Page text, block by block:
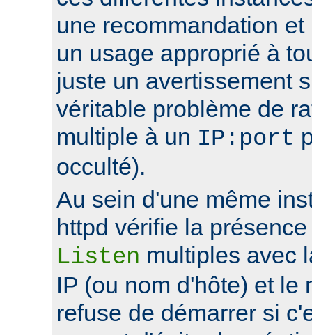
une recommandation
un usage approprié à
juste un avertissement
véritable problème de
multiple à un IP:port
occulté).
Au sein d'une même
httpd vérifie la
Listen multiples avec
IP (ou nom d'hôte) et le
refuse de démarrer si